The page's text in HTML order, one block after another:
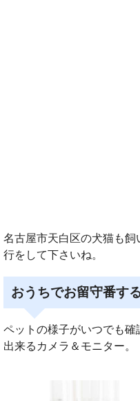
名古屋市天白区の犬猫も
行をして下さいね。
おうちでお留守番す
ペットの様子がいつでも
出来るカメラ＆モニター。